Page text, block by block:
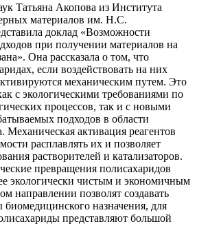
Татьяна Акопова из Института
материалов им. Н.С.
доклад «Возможности
при получении материалов на
Она рассказала о том, что
если воздействовать на них
механическим путем. Это
с экологическими требованиями по
процессов, так и с новыми
подходов в области
Механическая активация реагентов
расплавлять их и позволяет
растворителей и катализаторов.
превращения полисахаридов
экологически чистым и экономичным
направлении позволят создавать
биомедицинского назначения, для
представляют большой